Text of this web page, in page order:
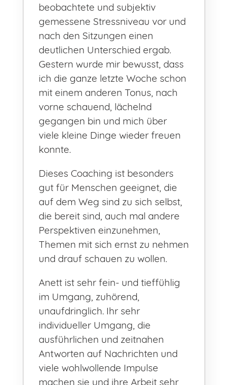
beobachtete und subjektiv
gemessene Stressniveau vor und
nach den Sitzungen einen
deutlichen Unterschied ergab.
Gestern wurde mir bewusst, dass
ich die ganze letzte Woche schon
mit einem anderen Tonus, nach
vorne schauend, lächelnd
gegangen bin und mich über
viele kleine Dinge wieder freuen
konnte.
Dieses Coaching ist besonders
gut für Menschen geeignet, die
auf dem Weg sind zu sich selbst,
die bereit sind, auch mal andere
Perspektiven einzunehmen,
Themen mit sich ernst zu nehmen
und drauf schauen zu wollen.
Anett ist sehr fein- und tieffühlig
im Umgang, zuhörend,
unaufdringlich. Ihr sehr
individueller Umgang, die
ausführlichen und zeitnahen
Antworten auf Nachrichten und
viele wohlwollende Impulse
machen sie und ihre Arbeit sehr